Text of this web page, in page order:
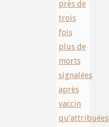
près de
trois
fois
plus de
morts
signalées
après
vaccin
qu’attribuées